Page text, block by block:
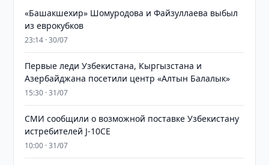
«Башакшехир» Шомуродова и Файзуллаева выбыл
из еврокубков
23:14 · 30/07
Первые леди Узбекистана, Кыргызстана и
Азербайджана посетили центр «Алтын Балалык»
15:30 · 31/07
СМИ сообщили о возможной поставке Узбекистану
истребителей J-10CE
10:00 · 31/07